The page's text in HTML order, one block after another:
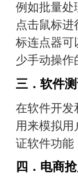
例如批量处
点击鼠标
标连点器可
少手动操作
三． 软件
在软件开发
用来模拟
证软件功能
四． 电商